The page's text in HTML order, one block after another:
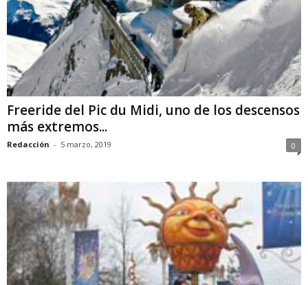
Freeride del Pic du Midi, uno de los descensos
más extremos...
Redacción - 5 marzo, 2019 0